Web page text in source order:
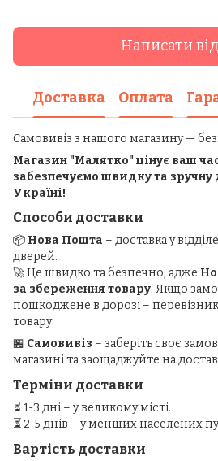
Написати
Доставка Оплата
Самовивіз з нашого магазину —
Магазин "Малятко" цінує ваш
забезпечуємо швидку та зручну
Україні!
Способи доставки
📦 Нова Пошта – доставка у
дверей.
🚀 Це швидко та безпечно, адже
за збереження товару. Якщо
пошкоджене в дорозі –
товару.
🏪 Самовивіз – заберіть своє
магазині та заощаджуйте на
Терміни доставки
⏳ 1-3 дні – у великому місті.
⏳ 2-5 днів – у менших населених
Вартість доставки